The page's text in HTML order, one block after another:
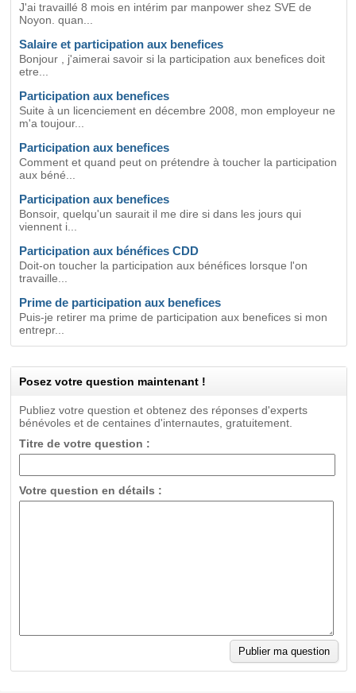
J'ai travaillé 8 mois en intérim par manpower shez SVE de
Noyon. quan...
Salaire et participation aux benefices
Bonjour , j'aimerai savoir si la participation aux benefices doit
etre...
Participation aux benefices
Suite à un licenciement en décembre 2008, mon employeur ne
m'a toujour...
Participation aux benefices
Comment et quand peut on prétendre à toucher la participation
aux béné...
Participation aux benefices
Bonsoir, quelqu'un saurait il me dire si dans les jours qui
viennent i...
Participation aux bénéfices CDD
Doit-on toucher la participation aux bénéfices lorsque l'on
travaille...
Prime de participation aux benefices
Puis-je retirer ma prime de participation aux benefices si mon
entrepr...
Posez votre question maintenant !
Publiez votre question et obtenez des réponses d'experts
bénévoles et de centaines d'internautes, gratuitement.
Titre de votre question :
Votre question en détails :